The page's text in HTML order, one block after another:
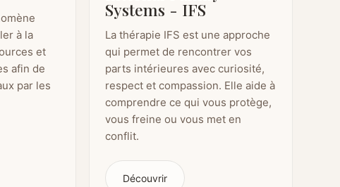
à la
et
afin de
par les
Systems - IFS
La thérapie IFS est une approche
qui permet de rencontrer vos
parts intérieures avec curiosité,
respect et compassion. Elle aide à
comprendre ce qui vous protège,
vous freine ou vous met en
conflit.
Découvrir